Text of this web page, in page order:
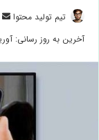
تیم تولید محتوا
آخرین به روز رسانی: آوریل 9,